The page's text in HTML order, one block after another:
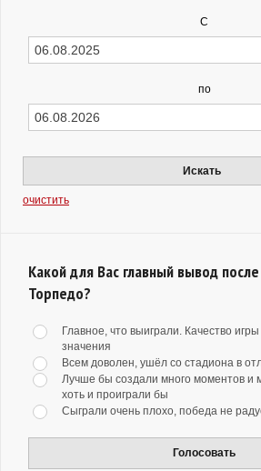
С
по
Искать
очистить
Какой для Вас главный вывод
Торпедо?
Главное, что выиграли. Качество
значения
Всем доволен, ушёл со стадиона в
Лучше бы создали много моментов и
хоть и проиграли бы
Сыграли очень плохо, победа не
Голосовать